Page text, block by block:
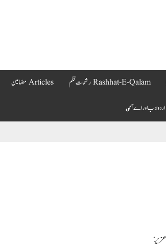
Rashhat-E-Qalam رشحات قلم Articles مضامین